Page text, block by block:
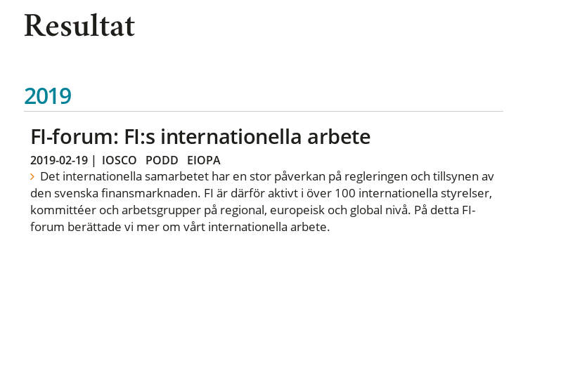
Resultat
2019
FI-forum: FI:s internationella arbete
2019-02-19| IOSCO PODD EIOPA
Det internationella samarbetet har en stor påverkan på regleringen och tillsynen av
den svenska finansmarknaden. FI är därför aktivt i över 100 internationella styrelser,
kommittéer och arbetsgrupper på regional, europeisk och global nivå. På detta FI-
forum berättade vi mer om vårt internationella arbete.